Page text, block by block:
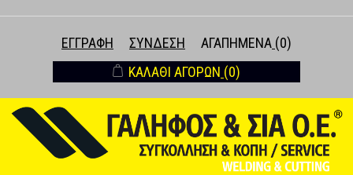
ΕΓΓΡΑΦΉ ΣΎΝΔΕΣΗ ΑΓΑΠΗΜΈΝΑ (0)
ΚΑΛΆΘΙ ΑΓΟΡΏΝ (0)